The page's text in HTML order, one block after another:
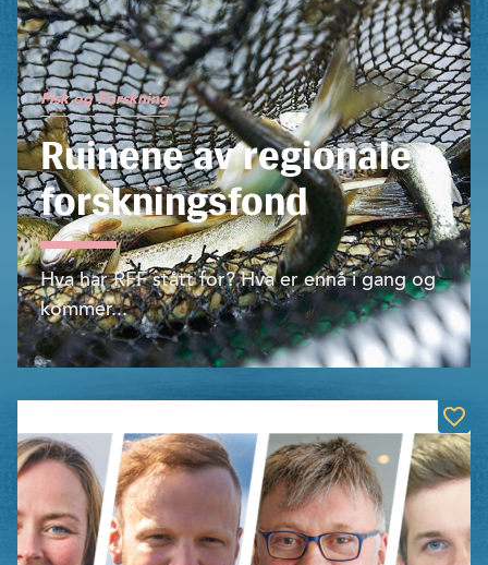
Fisk og Forskning
Ruinene av regionale
forskningsfond
Hva har RFF stått for? Hva er ennå i gang og
kommer...